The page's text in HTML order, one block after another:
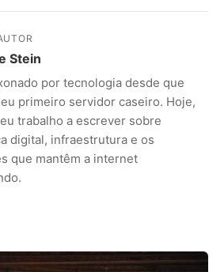
Stein
por tecnologia desde que
primeiro servidor caseiro. Hoje,
trabalho a escrever sobre
digital, infraestrutura e os
que mantêm a internet